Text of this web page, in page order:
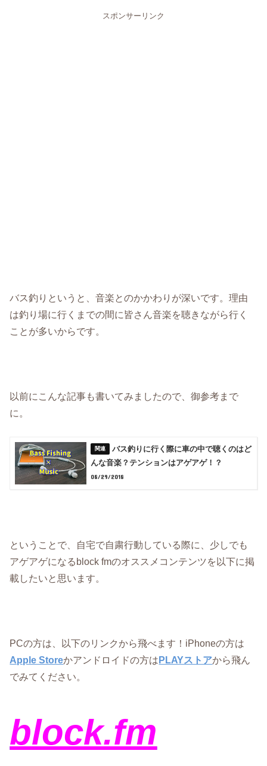
スポンサーリンク
バス釣りというと、音楽とのかかわりが深いです。理由
は釣り場に行くまでの間に皆さん音楽を聴きながら行く
ことが多いからです。
以前にこんな記事も書いてみましたので、御参考まで
に。
バス釣りに行く際に車の中で聴くのはど
んな音楽？テンションはアゲアゲ！？
08/29/2018
ということで、自宅で自粛行動している際に、少しでも
アゲアゲになるblock fmのオススメコンテンツを以下に掲
載したいと思います。
PCの方は、以下のリンクから飛べます！iPhoneの方は
Apple Storeかアンドロイドの方はPLAYストアから飛ん
でみてください。
block.fm